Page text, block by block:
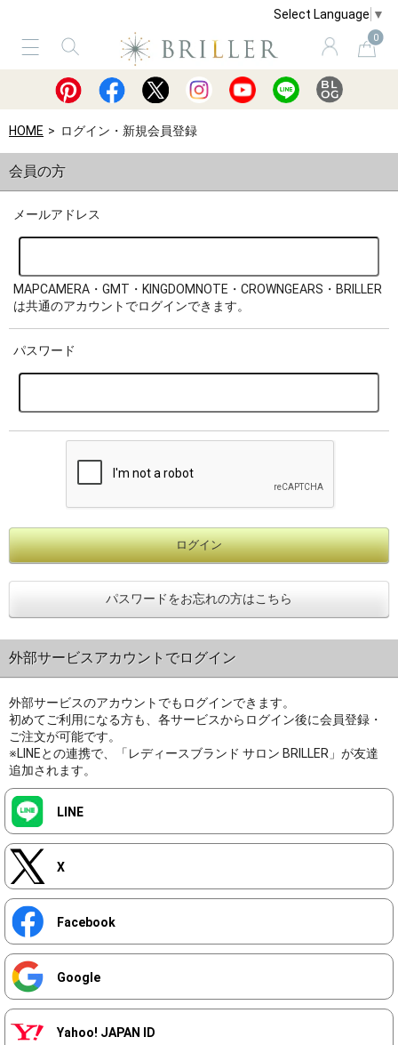
Select Language ▼
0
サービス ショッピングガイド 買取
HOME ログイン・新規会員登録
会員の方
メールアドレス
MAPCAMERA・GMT・KINGDOMNOTE・CROWNGEARS・BRILLER
は共通のアカウントでログインできます。
パスワード
パスワードをお忘れの方はこちら
外部サービスアカウントでログイン
外部サービスのアカウントでもログインできます。
初めてご利用になる方も、各サービスからログイン後に会員登録・
ご注文が可能です。
※LINEとの連携で、「レディースブランド サロン BRILLER」が友達
追加されます。
LINE
X
Facebook
Google
Yahoo! JAPAN ID